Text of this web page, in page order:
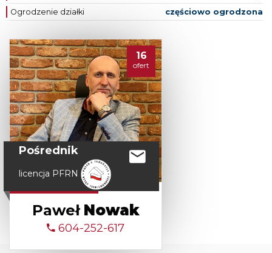
Ogrodzenie działki
częściowo ogrodzona
16
ofert
Pośrednik
licencja PFRN
Paweł Nowak
604-252-617